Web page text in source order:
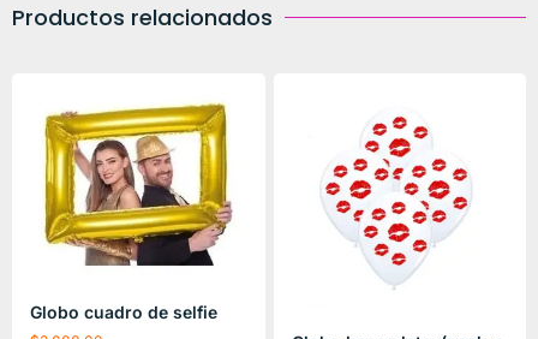
Productos relacionados
Globo cuadro de selfie